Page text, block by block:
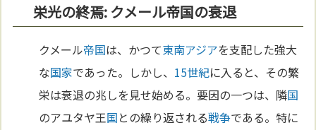
栄光の終焉: クメール帝国の衰退
クメール帝国は、かつて東南アジアを支配した強大
な国家であった。しかし、 15世紀に入ると、その繁
栄は衰退の兆しを見せ始める。要因の一つは、隣国
のアユタヤ王国との繰り返される戦争である。特に